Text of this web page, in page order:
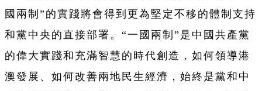
國兩制”的實踐將會得到更為堅定不移的體制支持
和黨中央的直接部署。“一國兩制”是中國共產黨
的偉大實踐和充滿智慧的時代創造，如何領導港
澳發展、如何改善兩地民生經濟，始終是黨和中